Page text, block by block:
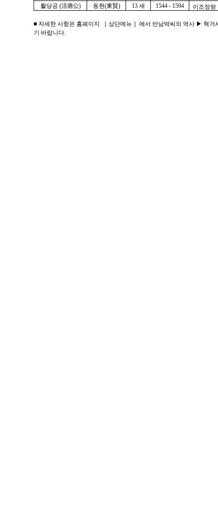
활당공 (活塘公)
동현(東賢) 13 세 1544 - 1594 이조정랑
■ 자세한 사항은 홈페이지 ［ 상단메뉴 ］에서 반남박씨의 역사 ▶ 혁
기 바랍니다.